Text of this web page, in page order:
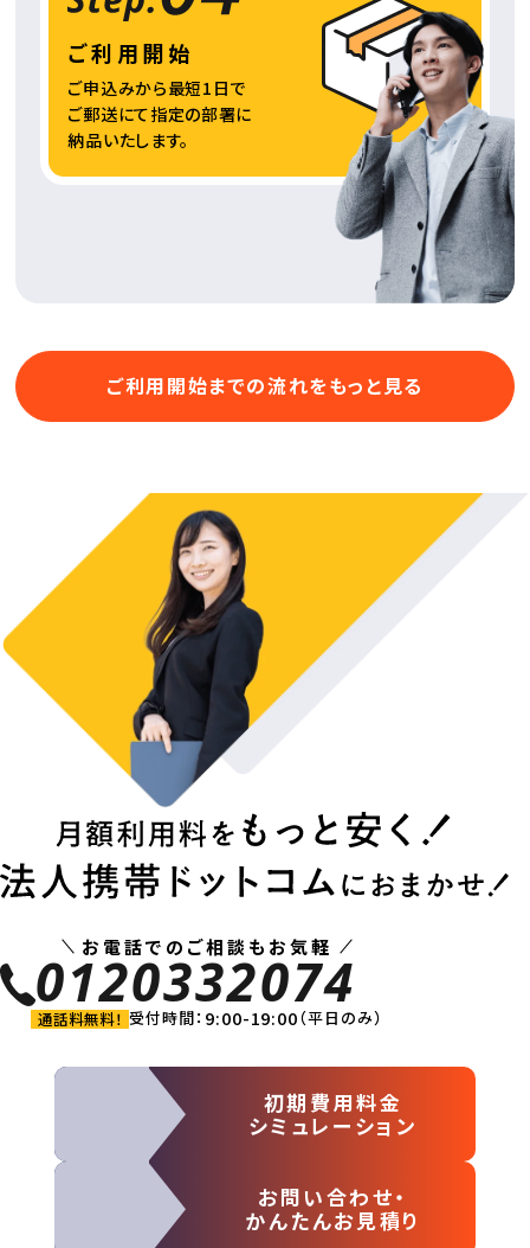
ご利用開始
ご申込みから最短1日で
ご郵送にて指定の部署に
納品いたします。
ご利用開始までの流れをもっと見る
お電話でのご相談もお気軽
0120332074
通話料無料！ 受付時間： 9:00-19:00（平日のみ）
初期費用料金
シミュレーション
お問い合わせ・
かんたんお見積り